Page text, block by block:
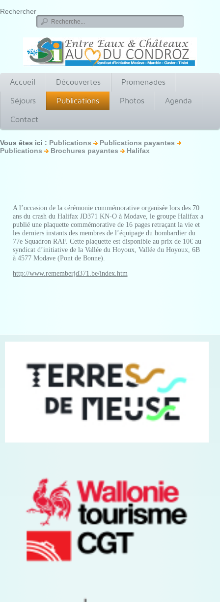
Rechercher
Accueil Découvertes
Promenades
Séjours
Publications Photos
Agenda
Contact
Vous êtes ici : Publications
Publications payantes
Publications
Brochures payantes Halifax
A l’occasion de la cérémonie commémorative organisée lors des 70
ans du crash du Halifax JD371 KN-O à Modave, le groupe Halifax a
publié une plaquette commémorative de 16 pages retraçant la vie et
les derniers instants des membres de l’équipage du bombardier du
77e Squadron RAF. Cette plaquette est disponible au prix de 10€ au
syndicat d’initiative de la Vallée du Hoyoux, Vallée du Hoyoux, 6B
à 4577 Modave (Pont de Bonne).
http://www.rememberjd371.be/index.htm